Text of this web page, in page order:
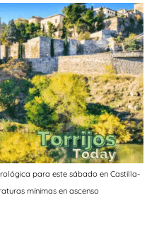
para este sábado en Castilla-
mínimas en ascenso